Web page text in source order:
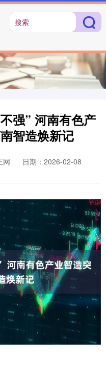
强” 河南有色产
智造焕新记
网
日期：2026-02-08